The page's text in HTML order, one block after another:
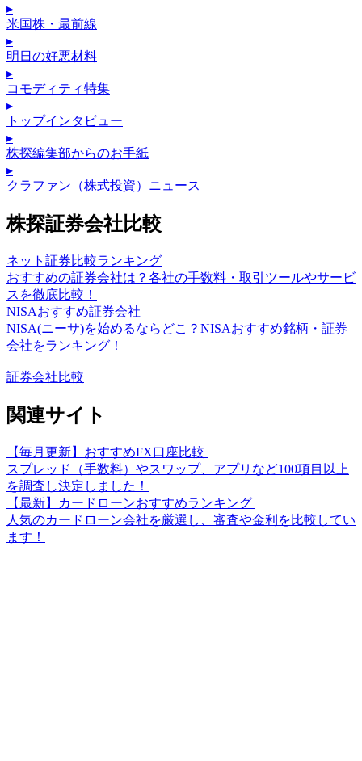
▸
米国株・最前線
▸
明日の好悪材料
▸
コモディティ特集
▸
トップインタビュー
▸
株探編集部からのお手紙
▸
クラファン（株式投資）ニュース
株探証券会社比較
ネット証券比較ランキング
おすすめの証券会社は？各社の手数料・取引ツールやサービ
スを徹底比較！
NISAおすすめ証券会社
NISA(ニーサ)を始めるならどこ？NISAおすすめ銘柄・証券
会社をランキング！
証券会社比較
関連サイト
【毎月更新】おすすめFX口座比較
スプレッド（手数料）やスワップ、アプリなど100項目以上
を調査し決定しました！
【最新】カードローンおすすめランキング
人気のカードローン会社を厳選し、審査や金利を比較してい
ます！